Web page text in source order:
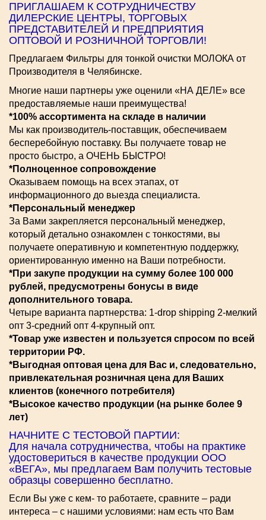
ПРИГЛАШАЕМ К СОТРУДНИЧЕСТВУ
ДИЛЕРСКИЕ ЦЕНТРЫ, ТОРГОВЫХ
ПРЕДСТАВИТЕЛЕЙ И ПРЕДПРИЯТИЯ
ОПТОВОЙ И РОЗНИЧНОЙ ТОРГОВЛИ!
Предлагаем Фильтры для тонкой очистки МОЛОКА от
Производителя в Челябинске.
Многие наши партнеры уже оценили «НА ДЕЛЕ» все
предоставляемые наши преимущества!
*100% ассортимента на складе в наличии
Мы как производитель-поставщик, обеспечиваем
бесперебойную поставку. Вы получаете товар не
просто быстро, а ОЧЕНЬ БЫСТРО!
*Полноценное сопровождение
Оказываем помощь на всех этапах, от
информационного до выезда специалиста.
*Персональный менеджер
За Вами закрепляется персональный менеджер,
который детально ознакомлен с тонкостями, вы
получаете оперативную и компетентную поддержку,
ориентированную именно на Ваши потребности.
*При закупе продукции на сумму более 100 000
рублей, предусмотрены бонусы в виде
дополнительного товара.
Четыре варианта партнерства: 1-drop shipping 2-мелкий
опт 3-средний опт 4-крупный опт.
*Товар уже известен и пользуется спросом по всей
территории РФ.
*Выгодная оптовая цена для Вас и, следовательно,
привлекательная розничная цена для Ваших
клиентов (конечного потребителя)
*Высокое качество продукции (на рынке более 9
лет)
НАЧНИТЕ С ТЕСТОВОЙ ПАРТИИ:
Для начала сотрудничества, чтобы на практике
удостовериться в качестве продукции ООО
«ВЕГА», мы предлагаем Вам получить тестовые
образцы совершенно бесплатно.
Если Вы уже с кем- то работаете, сравните – ради
интереса – с нашими условиями: нам есть что Вам